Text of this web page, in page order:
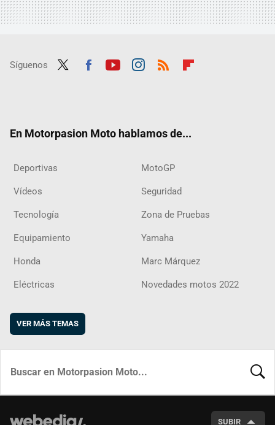
Síguenos
En Motorpasion Moto hablamos de...
Deportivas MotoGP
Vídeos Seguridad
Tecnología Zona de Pruebas
Equipamiento Yamaha
Honda Marc Márquez
Eléctricas Novedades motos 2022
VER MÁS TEMAS
SUBIR